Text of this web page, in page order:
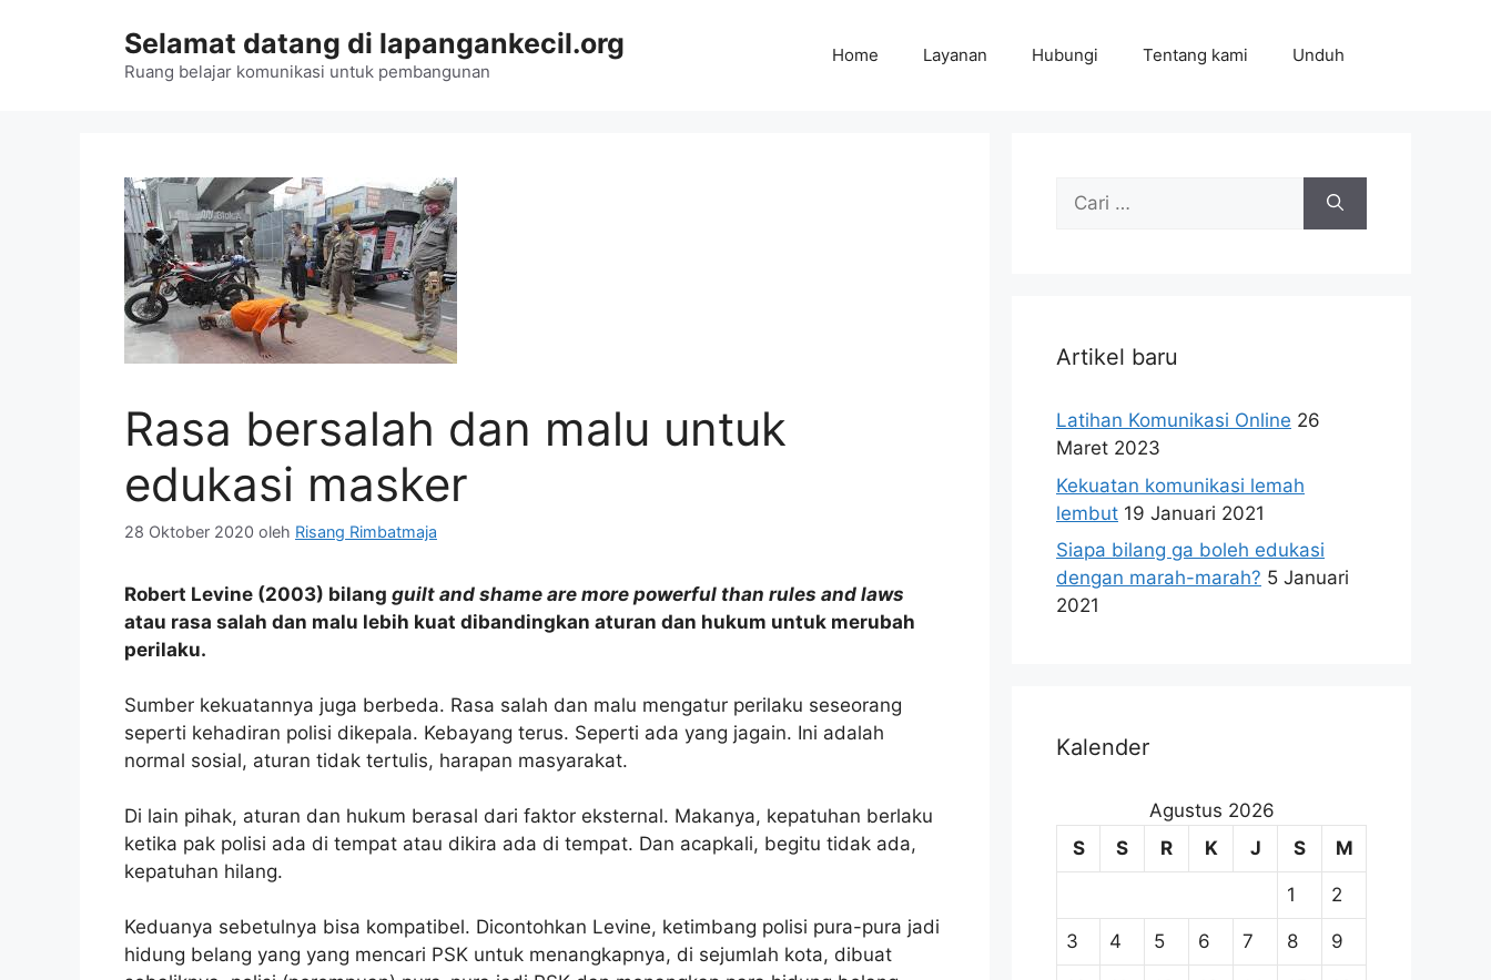
Selamat datang di lapangankecil.org
Ruang belajar komunikasi untuk pembangunan
Home Layanan Hubungi Tentang kami Unduh
Rasa bersalah dan malu untuk
edukasi masker
28 Oktober 2020 oleh Risang Rimbatmaja
Robert Levine (2003) bilang guilt and shame are more powerful than rules and laws
atau rasa salah dan malu lebih kuat dibandingkan aturan dan hukum untuk merubah
perilaku.
Sumber kekuatannya juga berbeda. Rasa salah dan malu mengatur perilaku seseorang
seperti kehadiran polisi dikepala. Kebayang terus. Seperti ada yang jagain. Ini adalah
normal sosial, aturan tidak tertulis, harapan masyarakat.
Di lain pihak, aturan dan hukum berasal dari faktor eksternal. Makanya, kepatuhan berlaku
ketika pak polisi ada di tempat atau dikira ada di tempat. Dan acapkali, begitu tidak ada,
kepatuhan hilang.
Keduanya sebetulnya bisa kompatibel. Dicontohkan Levine, ketimbang polisi pura-pura jadi
hidung belang yang yang mencari PSK untuk menangkapnya, di sejumlah kota, dibuat
Cari
Artikel baru
Latihan Komunikasi Online 26
Maret 2023
Kekuatan komunikasi lemah
lembut 19 Januari 2021
Siapa bilang ga boleh edukasi
dengan marah-marah? 5 Januari
2021
Kalender
Agustus 2026
S
S R K J S M
1 2
3 4 5 6 7 8 9